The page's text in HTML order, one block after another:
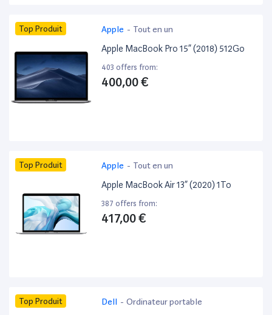
Top Produit Apple - Tout en un
Apple MacBook Pro 15” (2018) 512Go
403 offers from:
400,00 €
Top Produit Apple - Tout en un
Apple MacBook Air 13” (2020) 1To
387 offers from:
417,00 €
Top Produit Dell - Ordinateur portable